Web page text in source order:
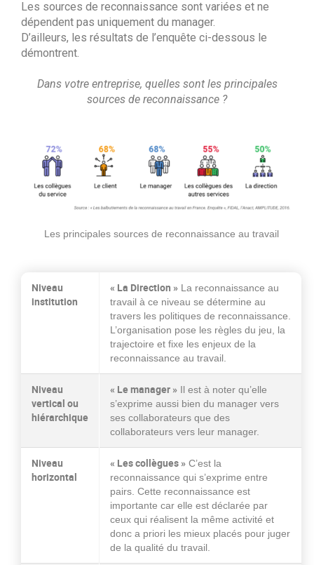
Les sources de reconnaissance sont variées et ne
dépendent pas uniquement du manager.
D’ailleurs, les résultats de l’enquête ci-dessous le
démontrent.
Dans votre entreprise, quelles sont les principales
sources de reconnaissance ?
Les principales sources de reconnaissance au travail
Niveau
institution
« La Direction » La reconnaissance au
travail à ce niveau se détermine au
travers les politiques de reconnaissance.
L’organisation pose les règles du jeu, la
trajectoire et fixe les enjeux de la
reconnaissance au travail.
Niveau
vertical ou
hiérarchique
« Le manager » Il est à noter qu’elle
s’exprime aussi bien du manager vers
ses collaborateurs que des
collaborateurs vers leur manager.
Niveau
horizontal
« Les collègues » C’est la
reconnaissance qui s’exprime entre
pairs. Cette reconnaissance est
importante car elle est déclarée par
ceux qui réalisent la même activité et
donc a priori les mieux placés pour juger
de la qualité du travail.